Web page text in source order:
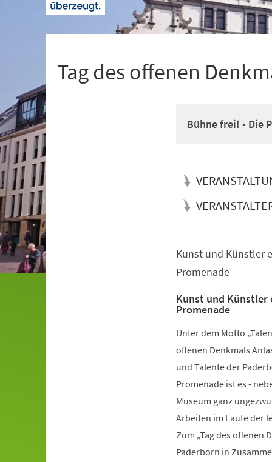
Tag des offenen
Bühne frei! - Die
Kunst und Künstler
Promenade
Kunst und Künstler
Promenade
Unter dem Motto
offenen Denkmals
und Talente der
Promenade ist es -
Museum ganz
Arbeiten im Laufe der
Zum „Tag des offenen
Paderborn in